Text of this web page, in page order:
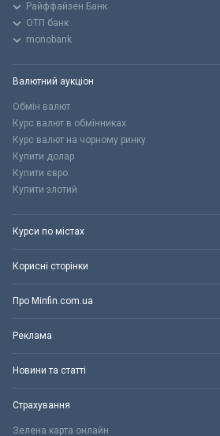
Райффайзен Банк
ОТП банк
monobank
Валютний аукціон
Обмін валют
Курс валют в обмінниках
Курс валют на чорному ринку
Купити долар
Купити євро
Купити злотий
Курси по містах
Корисні сторінки
Про Minfin.com.ua
Реклама
Новини та статті
Страхування
Зелена карта онлайн